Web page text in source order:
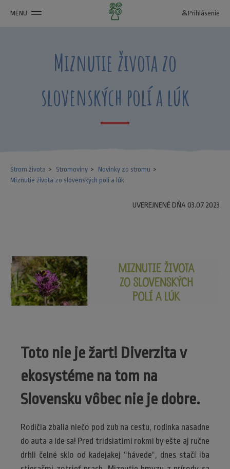
MENU person_outline Prihlásenie
Miznutie života zo
slovenských polí a lúk
Strom života Stromoviny
Novinky zo stromu
Miznutie života zo slovenských polí a lúk
UVEREJNENÉ DŇA 03.07.2023
Toto nie je žart! Diverzita v
ekosystéme na tom na
Slovensku vôbec nie je dobre.
Rodičia zbalia niečo pod zub na cestu, rodinka nasadne
do auta a ide sa! Pred tridsiatimi rokmi by ešte aj ručne
drhli čelné sklo od kadejakej “hávede“, dnes stačí iba